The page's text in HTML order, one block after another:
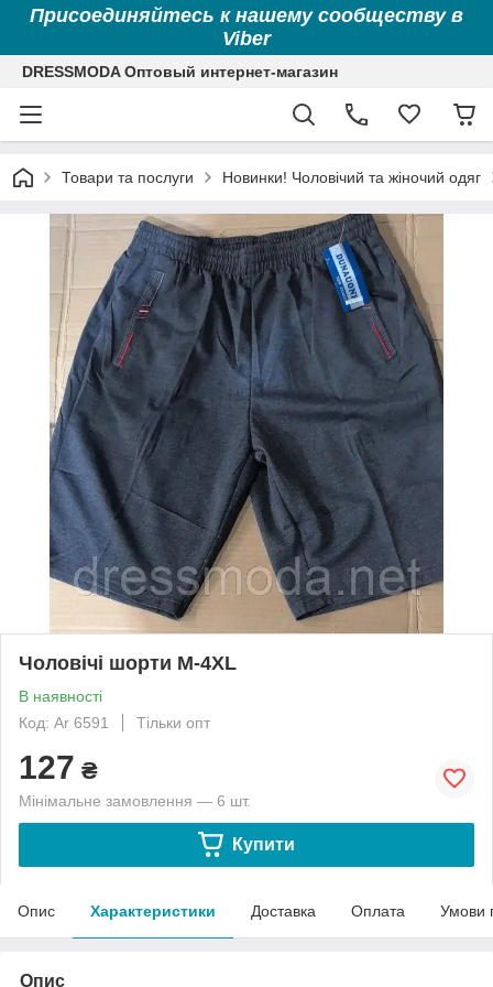
Присоединяйтесь к нашему сообществу в
Viber
DRESSMODA Оптовый интернет-магазин
Товари та послуги Новинки! Чоловічий та жіночий одяг
Чоловічі шорти M-4XL
В наявності
Код: Ar 6591
Тільки опт
127 ₴
Мінімальне замовлення — 6 шт.
Купити
Опис Характеристики Доставка Оплата Умови
Опис